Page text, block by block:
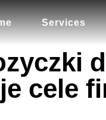
Services
cele